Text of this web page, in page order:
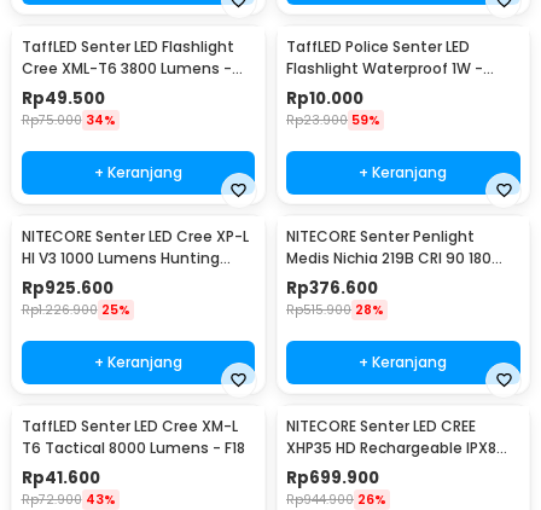
TaffLED Senter LED Flashlight
Cree XML-T6 3800 Lumens -
E27
Rp49.500
Rp75.000 34%
+ Keranjang
TaffLED Police Senter LED
Flashlight Waterproof 1W -
TAC2L
Rp10.000
Rp23.900 59%
+ Keranjang
NITECORE Senter LED Cree XP-L
HI V3 1000 Lumens Hunting
Flashlight - New P30
Rp925.600
Rp1.226.900 25%
+ Keranjang
NITECORE Senter Penlight
Medis Nichia 219B CRI 90 180
Lumens IPX8 - MT06MD
Rp376.600
Rp515.900 28%
+ Keranjang
TaffLED Senter LED Cree XM-L
T6 Tactical 8000 Lumens - F18
Rp41.600
Rp72.900 43%
NITECORE Senter LED CREE
XHP35 HD Rechargeable IPX8
1800 Lumens - MH23
Rp699.900
Rp944.900 26%